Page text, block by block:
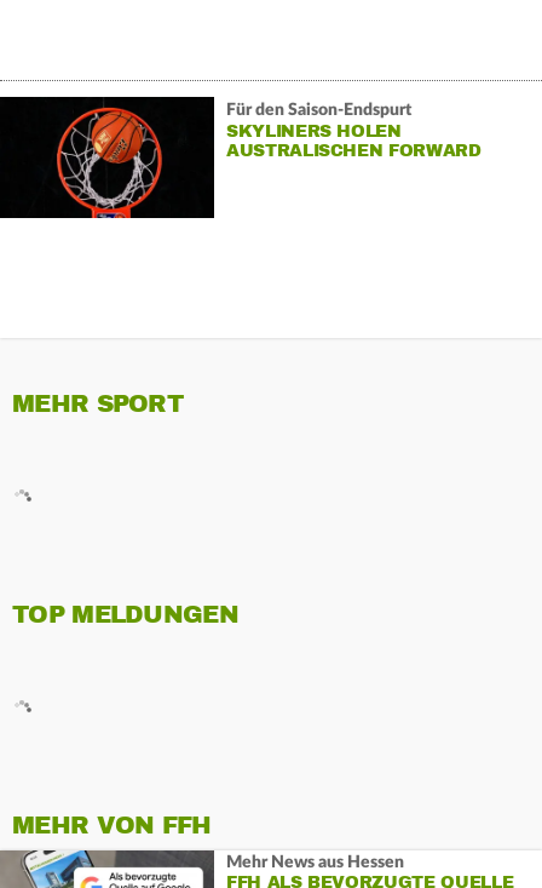
Für den Saison-Endspurt
SKYLINERS HOLEN
AUSTRALISCHEN FORWARD
MEHR SPORT
TOP MELDUNGEN
MEHR VON FFH
Mehr News aus Hessen
FFH ALS BEVORZUGTE QUELLE